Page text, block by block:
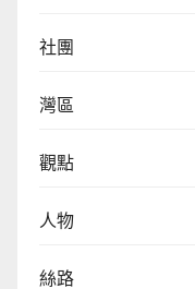
社團
灣區
觀點
人物
絲路